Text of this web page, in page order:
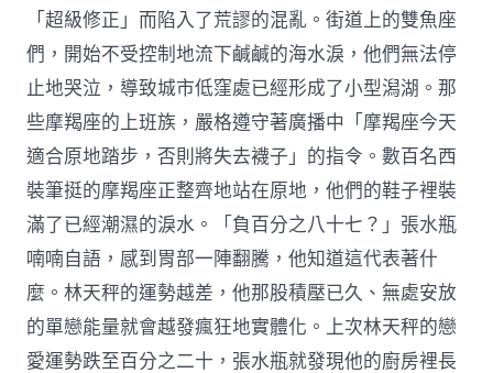
「超級修正」而陷入了荒謬的混亂。街道上的雙魚座
們，開始不受控制地流下鹹鹹的海水淚，他們無法停
止地哭泣，導致城市低窪處已經形成了小型潟湖。那
些摩羯座的上班族，嚴格遵守著廣播中「摩羯座今天
適合原地踏步，否則將失去襪子」的指令。數百名西
裝筆挺的摩羯座正整齊地站在原地，他們的鞋子裡裝
滿了已經潮濕的淚水。「負百分之八十七？」張水瓶
喃喃自語，感到胃部一陣翻騰，他知道這代表著什
麼。林天秤的運勢越差，他那股積壓已久、無處安放
的單戀能量就會越發瘋狂地實體化。上次林天秤的戀
愛運勢跌至百分之二十，張水瓶就發現他的廚房裡長